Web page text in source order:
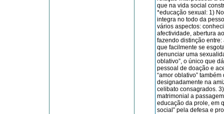
que na vida social
*educação sexual: 1)
integra no todo da
vá­rios aspectos:
afectividade, abertura
fazendo distinção entre:
que facilmente se
denunciar uma
oblativo”, o único que
pessoal de doação e
“amor oblativo”
designadamente na
celibato consagrados.
matrimonial a
educação da prole, em
social” pela defesa e